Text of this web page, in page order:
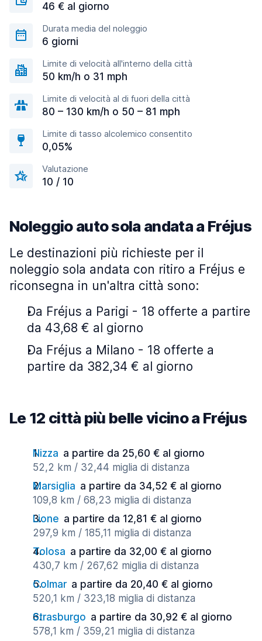
46 € al giorno
Durata media del noleggio
6 giorni
Limite di velocità all'interno della città
50 km/h o 31 mph
Limite di velocità al di fuori della città
80 – 130 km/h o 50 – 81 mph
Limite di tasso alcolemico consentito
0,05%
Valutazione
10 / 10
Noleggio auto sola andata a Fréjus
Le destinazioni più richieste per il
noleggio sola andata con ritiro a Fréjus e
riconsegna in un'altra città sono:
Da Fréjus a Parigi - 18 offerte a partire
da 43,68 € al giorno
Da Fréjus a Milano - 18 offerte a
partire da 382,34 € al giorno
Le 12 città più belle vicino a Fréjus
Nizza a partire da 25,60 € al giorno
52,2 km / 32,44 miglia di distanza
Marsiglia a partire da 34,52 € al giorno
109,8 km / 68,23 miglia di distanza
Lione a partire da 12,81 € al giorno
297,9 km / 185,11 miglia di distanza
Tolosa a partire da 32,00 € al giorno
430,7 km / 267,62 miglia di distanza
Colmar a partire da 20,40 € al giorno
520,1 km / 323,18 miglia di distanza
Strasburgo a partire da 30,92 € al giorno
578,1 km / 359,21 miglia di distanza